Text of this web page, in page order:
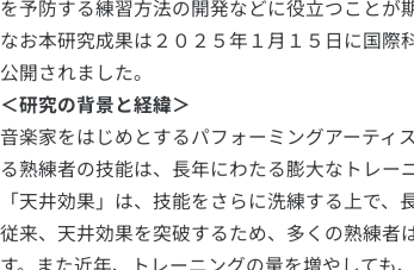
を予防する練習方法の開発などに役立つことが
なお本研究成果は２０２５年１月１５日に国
公開されました。
＜研究の背景と経緯＞
音楽家をはじめとするパフォーミングアーティ
る熟練者の技能は、長年にわたる膨大なトレ
「天井効果」は、技能をさらに洗練する上で、
従来、天井効果を突破するため、多くの熟練
す。また近年、トレーニングの量を増やしても